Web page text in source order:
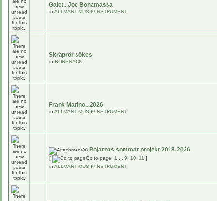
Galet...Joe Bonamassa
in ALLMÄNT MUSIK/INSTRUMENT
Skräprör sökes
in RÖRSNACK
Frank Marino...2026
in ALLMÄNT MUSIK/INSTRUMENT
Bojarnas sommar projekt 2018-2026
[ Go to page: 1 9 10 11 ]
in ALLMÄNT MUSIK/INSTRUMENT